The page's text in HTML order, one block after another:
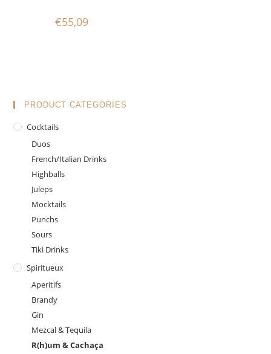
€55,09
PRODUCT CATEGORIES
Cocktails
Duos
French/Italian Drinks
Highballs
Juleps
Mocktails
Punchs
Sours
Tiki Drinks
Spiritueux
Aperitifs
Brandy
Gin
Mezcal & Tequila
R(h)um & Cachaça